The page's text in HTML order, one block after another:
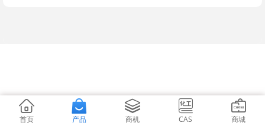
首页 产品 商机 CAS 商城